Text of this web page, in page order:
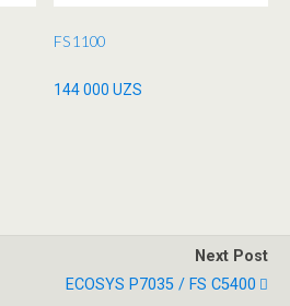
FS 1100
144 000UZS
Next Post
ECOSYS P7035 / FS C5400